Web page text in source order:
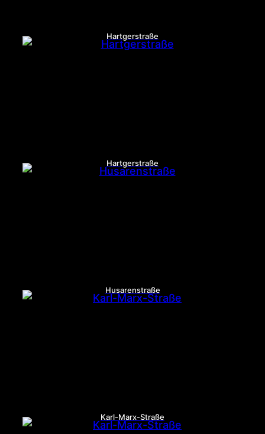
Hartgerstraße
Hartgerstraße
Husarenstraße
Karl-Marx-Straße